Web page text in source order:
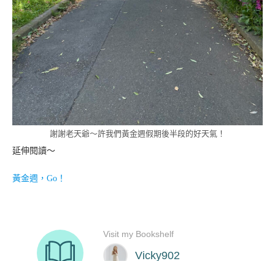
謝謝老天爺～許我們黃金週假期後半段的好天氣！
延伸閱讀～
黃金週，Go！